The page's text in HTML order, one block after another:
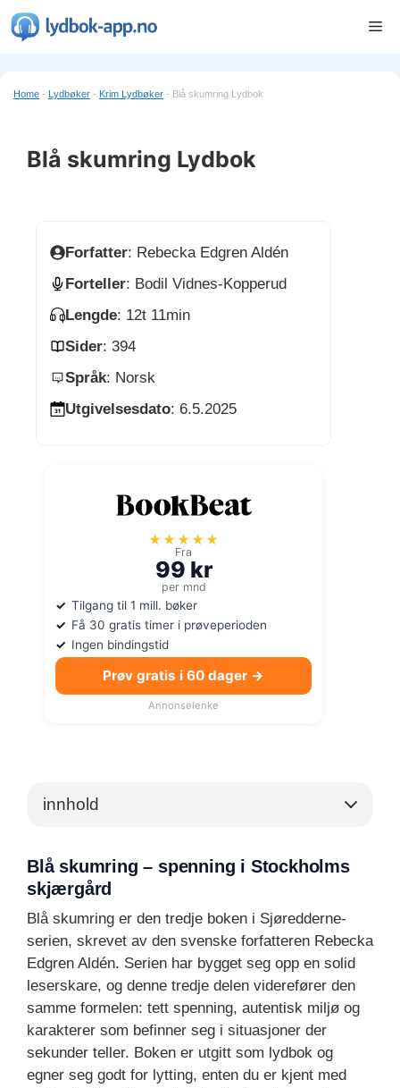
Hopp
Home - Lydbøker - Krim Lydbøker - Blå skumring Lydbok
Blå skumring Lydbok
Forfatter: Rebecka Edgren Aldén
Forteller: Bodil Vidnes-Kopperud
Lengde: 12t 11min
Sider: 394
Språk: Norsk
Utgivelsesdato: 6.5.2025
★★★★★
Fra
99 kr
per mnd
Tilgang til 1 mill. bøker
Få 30 gratis timer i prøveperioden
Ingen bindingstid
Prøv gratis i 60 dager →
Annonselenke
innhold
Blå skumring – spenning i Stockholms
skjærgård
Blå skumring er den tredje boken i Sjøredderne-
serien, skrevet av den svenske forfatteren Rebecka
Edgren Aldén. Serien har bygget seg opp en solid
leserskare, og denne tredje delen viderefører den
samme formelen: tett spenning, autentisk miljø og
karakterer som befinner seg i situasjoner der
sekunder teller. Boken er utgitt som lydbok og
egner seg godt for lytting, enten du er kjent med